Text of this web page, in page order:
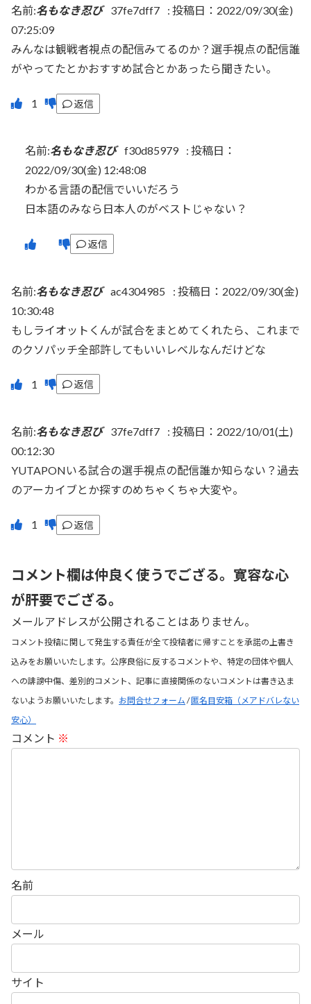
名前:名もなき忍び 37fe7dff7 : 投稿日：2022/09/30(金)
07:25:09
みんなは観戦者視点の配信みてるのか？選手視点の配信誰
がやってたとかおすすめ試合とかあったら聞きたい。
返信
名前:名もなき忍び f30d85979 : 投稿日：
2022/09/30(金) 12:48:08
わかる言語の配信でいいだろう
日本語のみなら日本人のがベストじゃない？
返信
名前:名もなき忍び ac4304985 : 投稿日：2022/09/30(金)
10:30:48
もしライオットくんが試合をまとめてくれたら、これまで
のクソパッチ全部許してもいいレベルなんだけどな
返信
名前:名もなき忍び 37fe7dff7 : 投稿日：2022/10/01(土)
00:12:30
YUTAPONいる試合の選手視点の配信誰か知らない？過去
のアーカイブとか探すのめちゃくちゃ大変や。
返信
コメント欄は仲良く使うでござる。寛容な心
が肝要でござる。
メールアドレスが公開されることはありません。
コメント投稿に関して発生する責任が全て投稿者に帰すことを承諾の上書き
込みをお願いいたします。公序良俗に反するコメントや、特定の団体や個人
への誹謗中傷、差別的コメント、記事に直接関係のないコメントは書き込ま
ないようお願いいたします。 お問合せフォーム /匿名目安箱（メアドバレない
安心）
コメント ※
名前
メール
サイト